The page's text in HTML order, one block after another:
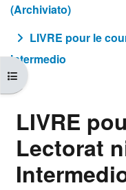
Apri indice del corso
(Archiviato)
LIVRE pour le
Intermedio
LIVRE
Lectorat